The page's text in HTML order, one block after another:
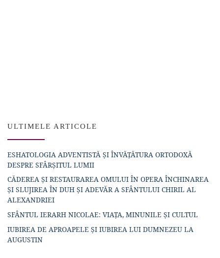
ULTIMELE ARTICOLE
ESHATOLOGIA ADVENTISTĂ ȘI ÎNVĂȚĂTURA ORTODOXĂ
DESPRE SFÂRȘITUL LUMII
CĂDEREA ȘI RESTAURAREA OMULUI ÎN OPERA ÎNCHINAREA
ȘI SLUJIREA ÎN DUH ȘI ADEVĂR A SFÂNTULUI CHIRIL AL
ALEXANDRIEI
SFÂNTUL IERARH NICOLAE: VIAȚA, MINUNILE ȘI CULTUL
IUBIREA DE APROAPELE ȘI IUBIREA LUI DUMNEZEU LA
AUGUSTIN